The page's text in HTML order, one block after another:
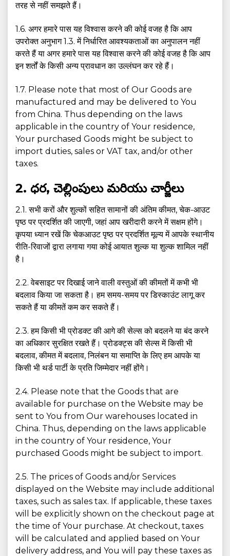
तरह से नहीं समझते हैं।
1.6. अगर हमारे पास यह विश्वास करने की कोई वजह है कि आप
उपरोक्त अनुभाग 1.3. में निर्धारित आवश्यकताओं का अनुपालन नहीं
करते हैं या अगर हमारे पास यह विश्वास करने की कोई वजह है कि आप
इन शर्तों के किसी अन्य प्रावधान का उल्लंघन कर रहे हैं।
1.7. Please note that most of Our Goods are
manufactured and may be delivered to You
from China. Thus depending on the laws
applicable in the country of Your residence,
Your purchased Goods might be subject to
import duties, sales or VAT tax, and/or other
taxes.
2. ధర, చెల్లింపులు మరియు చార్జీలు
2.1. सभी करों और शुल्कों सहित सामानों की अंतिम कीमत, चेक-आउट
पृष्ठ पर प्रदर्शित की जाएगी, जहां आप खरीदारी करने में सक्षम होंगे।
कृपया ध्यान रखें कि चेकआउट पृष्ठ पर प्रदर्शित मूल्य में आपके स्थानीय
रीति-रिवाजों द्वारा लगाया गया कोई आयात शुल्क या शुल्क शामिल नहीं
है।
2.2. वेबसाइट पर दिखाई जाने वाली वस्तुओं की कीमतों में कभी भी
बदलाव किया जा सकता है। हम समय-समय पर डिस्काउंट लागू कर
सकते हैं या कीमतें कम कर सकते हैं।
2.3. हम किसी भी प्रोडक्ट की आगे की सेल्स को बदलने या बंद करने
का अधिकार सुरक्षित रखते हैं। प्रोडक्ट्स की सेल्स में किसी भी
बदलाव, कीमत में बदलाव, निलंबन या समाप्ति के लिए हम आपके या
किसी भी थर्ड पार्टी के प्रति जिम्मेदार नहीं होंगे।
2.4. Please note that the Goods that are
available for purchase on the Website may be
sent to You from Our warehouses located in
China. Thus, depending on the laws applicable
in the country of Your residence, Your
purchased Goods might be subject to import.
2.5. The prices of Goods and/or Services
displayed on the Website may include additional
taxes, such as sales tax. If applicable, these taxes
will be explicitly shown on the checkout page at
the time of Your purchase. At checkout, taxes
will be calculated and applied based on Your
delivery address, and You will pay these taxes as